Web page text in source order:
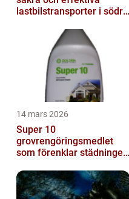
lastbilstransporter i södra
14 mars 2026
Super 10
grovrengöringsmedlet
som förenklar städningen